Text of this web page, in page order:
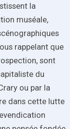
la
muséale,
rappelant que
sont
du
ou par la
dans cette lutte